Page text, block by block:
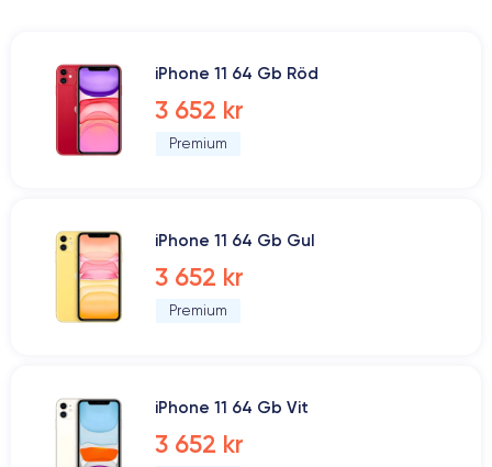
iPhone 11 64 Gb Röd
3 652 kr
Premium
iPhone 11 64 Gb Gul
3 652 kr
Premium
iPhone 11 64 Gb Vit
3 652 kr